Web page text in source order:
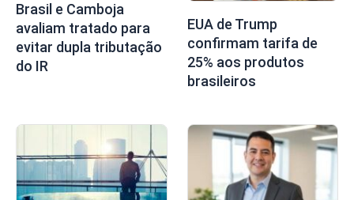
Brasil e Camboja
avaliam tratado para
evitar dupla tributação
do IR
EUA de Trump
confirmam tarifa de
25% aos produtos
brasileiros